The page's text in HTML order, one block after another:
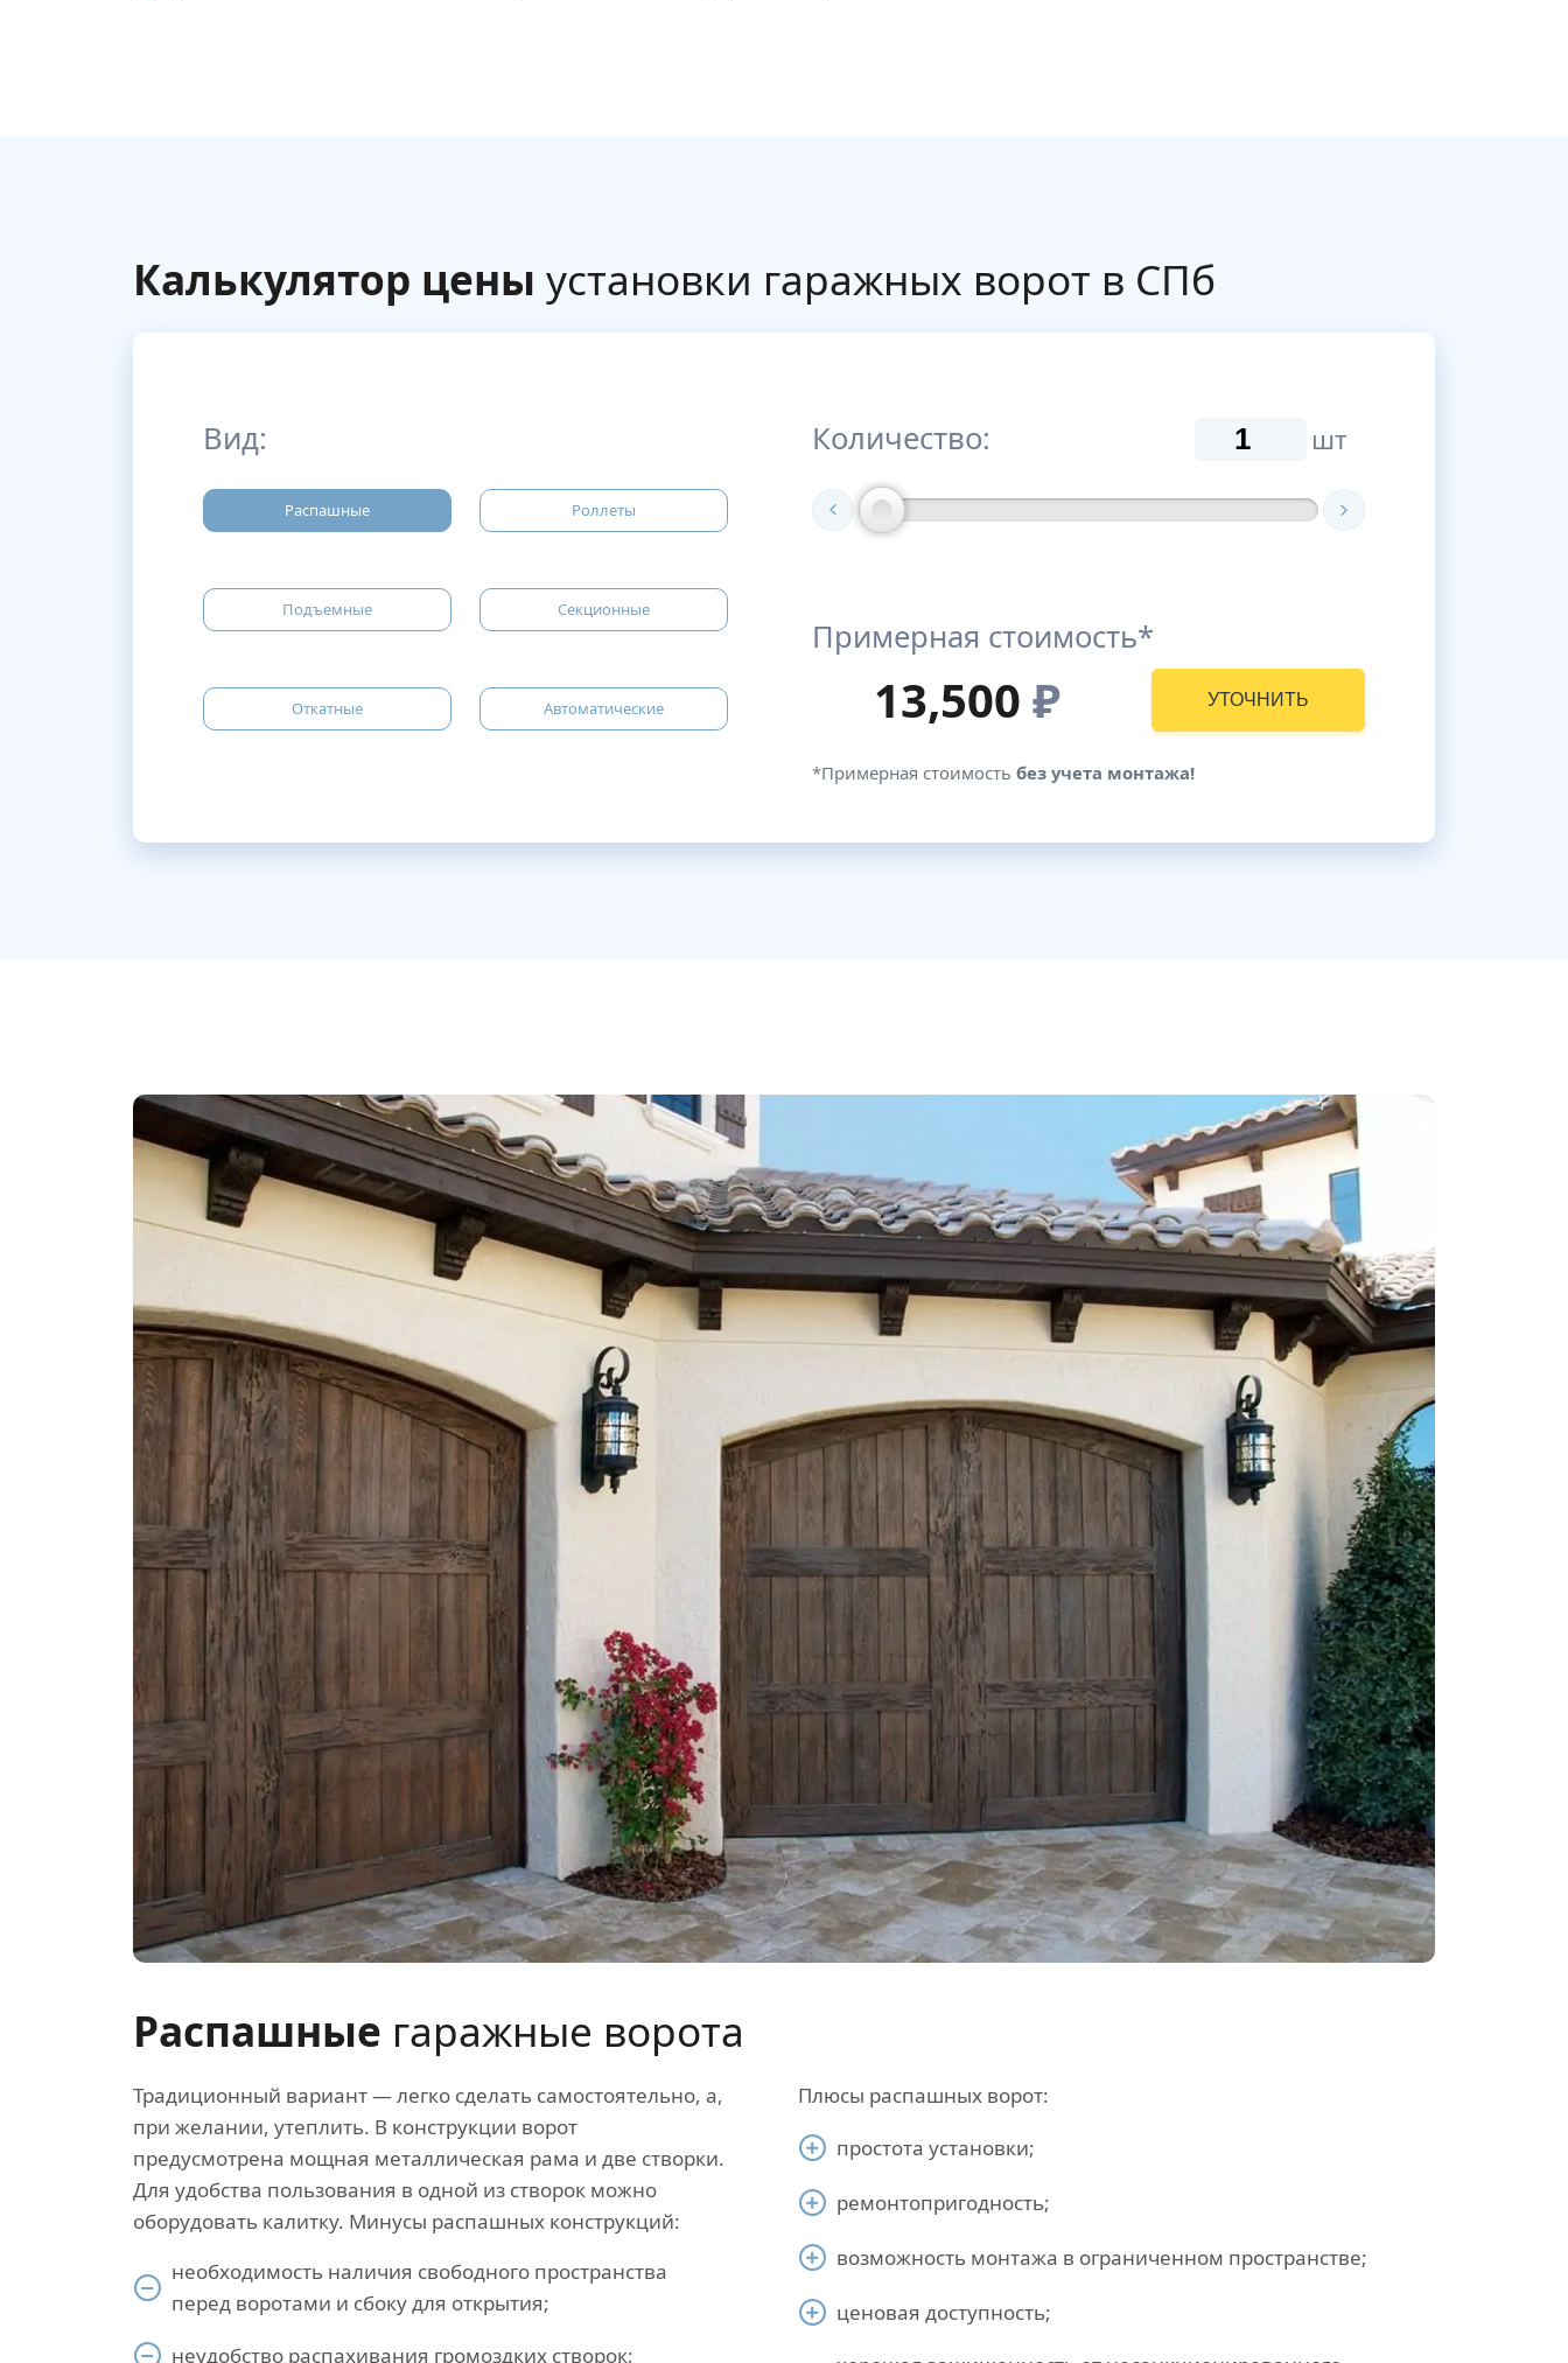
Калькулятор цены установки гаражных ворот в СПб
Вид:
Распашные Роллеты
Подъемные Секционные
Откатные Автоматические
Количество: шт
Примерная стоимость*
13,500 ₽ УТОЧНИТЬ
*Примерная стоимость без учета монтажа!
Распашные гаражные ворота
Традиционный вариант — легко сделать самостоятельно, а,
при желании, утеплить. В конструкции ворот
предусмотрена мощная металлическая рама и две створки.
Для удобства пользования в одной из створок можно
оборудовать калитку. Минусы распашных конструкций:
необходимость наличия свободного пространства
перед воротами и сбоку для открытия;
неудобство распахивания громоздких створок;
Плюсы распашных ворот:
простота установки;
ремонтопригодность;
возможность монтажа в ограниченном пространстве;
ценовая доступность;